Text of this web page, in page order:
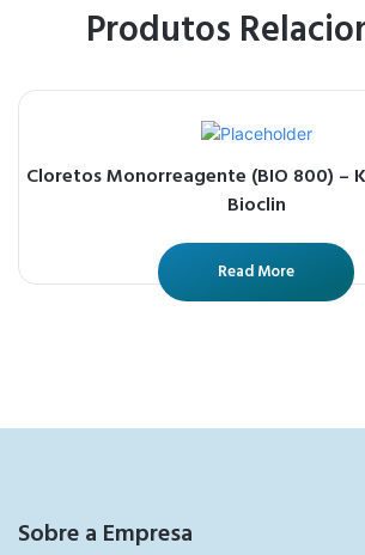
Produtos
Cloretos Monorreagente (BIO 800) –
Bioclin
Read More
Sobre a Empresa